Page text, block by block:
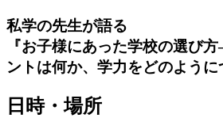
私学の先生が語る
『お子様にあった学校の選び
ントは何か、学力をどのよう
日時・場所